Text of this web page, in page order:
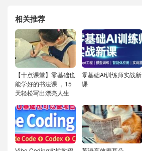
相关推荐
【十点课堂】零基础也
能学好的书法课 ，15
天轻松写出漂亮人生
零基础AI训练师实战新
课